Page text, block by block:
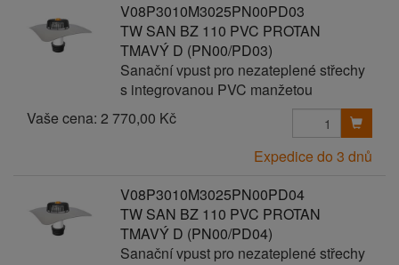
V08P3010M3025PN00PD03
TW SAN BZ 110 PVC PROTAN
TMAVÝ D (PN00/PD03)
Sanační vpust pro nezateplené střechy
s integrovanou PVC manžetou
Vaše cena: 2 770,00 Kč
Expedice do 3 dnů
V08P3010M3025PN00PD04
TW SAN BZ 110 PVC PROTAN
TMAVÝ D (PN00/PD04)
Sanační vpust pro nezateplené střechy